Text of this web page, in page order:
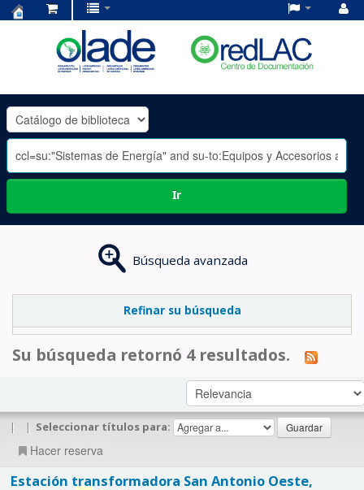
OLADE
-
Ir
Búsqueda avanzada
Refinar su búsqueda
Su búsqueda retornó 4 resultados.
| | Seleccionar títulos para:
Hacer reserva
Estación transformadora San Antonio Oeste,